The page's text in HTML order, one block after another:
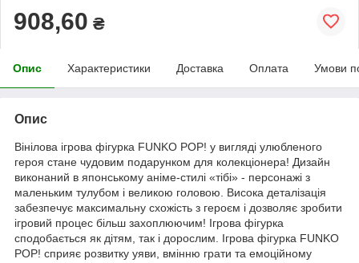
908,60 ₴
Опис Характеристики Доставка Оплата Умови
Опис
Вінілова ігрова фігурка FUNKO POP! у вигляді улюбленого
героя стане чудовим подарунком для колекціонера! Дизайн
виконаний в японському аніме-стилі «тібі» - персонажі з
маленьким тулубом і великою головою. Висока деталізація
забезпечує максимальну схожість з героєм і дозволяє зробити
ігровий процес більш захоплюючим! Ігрова фігурка
сподобається як дітям, так і дорослим. Ігрова фігурка FUNKO
POP! сприяє розвитку уяви, вмінню грати та емоційному